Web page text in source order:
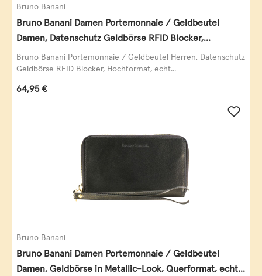
Bruno Banani
Bruno Banani Damen Portemonnaie / Geldbeutel
Damen, Datenschutz Geldbörse RFID Blocker,
Querformat, echt Leder, taupe
Bruno Banani Portemonnaie / Geldbeutel Herren, Datenschutz
Geldbörse RFID Blocker, Hochformat, echt...
Regulärer Preis:
64,95 €
Bruno Banani
Bruno Banani Damen Portemonnaie / Geldbeutel
Damen, Geldbörse in Metallic-Look, Querformat, echt